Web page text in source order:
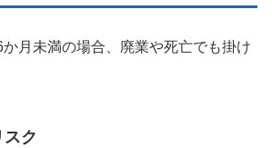
月未満の場合、廃業や死亡でも掛け
ク